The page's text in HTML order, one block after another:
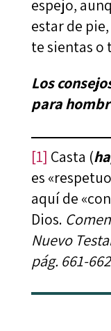
espejo,
estar de
te sientas o
Los
para
[1] Casta (
es
aquí de
Dios.
Nuevo
pág. 661-